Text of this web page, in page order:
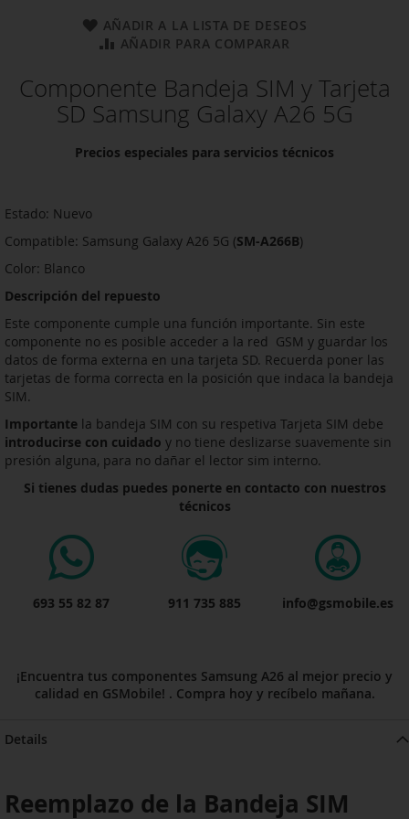
AÑADIR A LA LISTA DE DESEOS
AÑADIR PARA COMPARAR
Componente Bandeja SIM y Tarjeta
SD Samsung Galaxy A26 5G
Precios especiales para servicios técnicos
Estado: Nuevo
Compatible: Samsung Galaxy A26 5G (SM-A266B)
Color: Blanco
Descripción del repuesto
Este componente cumple una función importante. Sin este
componente no es posible acceder a la red GSM y guardar los
datos de forma externa en una tarjeta SD. Recuerda poner las
tarjetas de forma correcta en la posición que indaca la bandeja
SIM.
Importante la bandeja SIM con su respetiva Tarjeta SIM debe
introducirse con cuidado y no tiene deslizarse suavemente sin
presión alguna, para no dañar el lector sim interno.
Si tienes dudas puedes ponerte en contacto con nuestros
técnicos
693 55 82 87 911 735 885 info@gsmobile.es
¡Encuentra tus componentes Samsung A26 al mejor precio y
calidad en GSMobile! . Compra hoy y recíbelo mañana.
Details
Reemplazo de la Bandeja SIM